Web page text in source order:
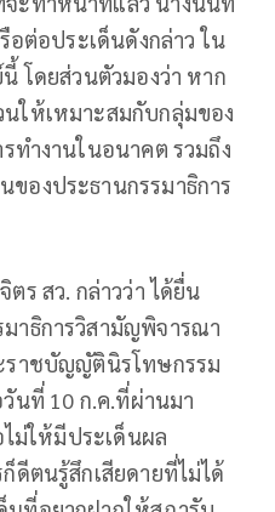
อต่อประเด็นดังกล่าว ใน
โดยส่วนตัวมองว่า หาก
ให้เหมาะสมกับกลุ่มของ
ทำงานในอนาคต รวมถึง
องประธานกรรมาธิการ
ร สว. กล่าวว่า ได้ยื่น
าธิการวิสามัญพิจารณา
ราชบัญญัตินิรโทษกรรม
นที่ 10 ก.ค.ที่ผ่านมา
ม่ให้มีประเด็นผล
ดีตนรู้สึกเสียดายที่ไม่ได้